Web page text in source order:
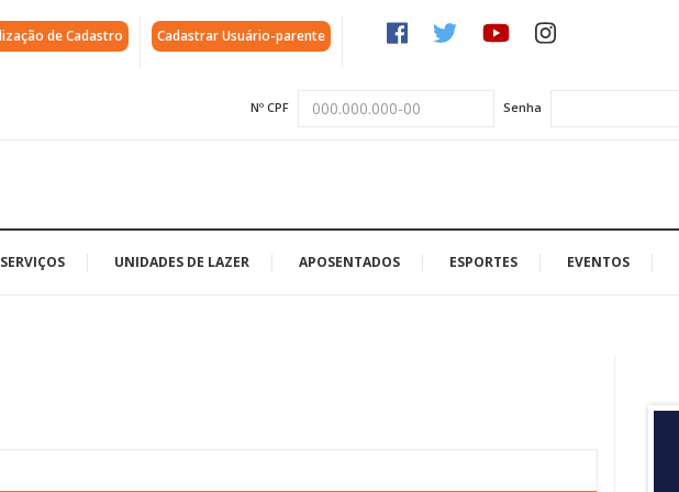
de Cadastro Cadastrar Usuário-parente
Nº CPF Senha
SERVIÇOS UNIDADES DE LAZER APOSENTADOS ESPORTES EVENTOS